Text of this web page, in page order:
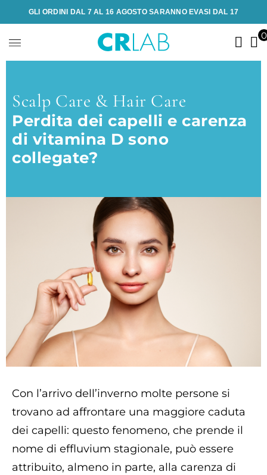
GLI ORDINI DAL 7 AL 16 AGOSTO SARANNO EVASI DAL 17
Scalp Care & Hair Care
Perdita dei capelli e carenza
di vitamina D sono
collegate?
Con l’arrivo dell’inverno molte persone si
trovano ad affrontare una maggiore caduta
dei capelli: questo fenomeno, che prende il
nome di effluvium stagionale, può essere
attribuito, almeno in parte, alla carenza di